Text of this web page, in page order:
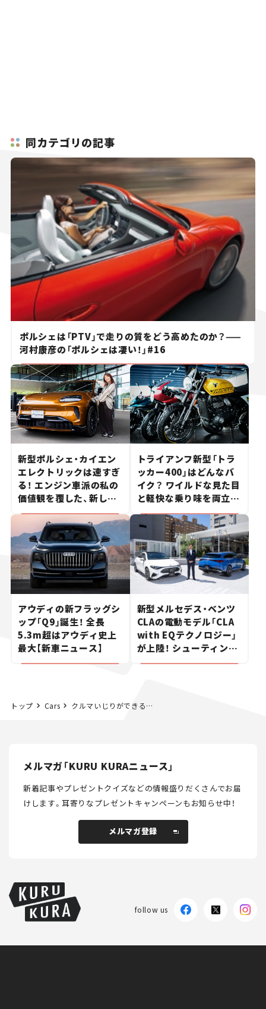
同カテゴリの記事
ポルシェは「PTV」で走りの質をどう高めたのか？——
河村康彦の「ポルシェは凄い！」#16
新型ポルシェ・カイエン
エレクトリックは速すぎ
る！ エンジン車派の私の
価値観を覆した、新しい
ポルシェの走り。
トライアンフ新型「トラ
ッカー400」はどんなバ
イク？ ワイルドな見た目
と軽快な乗り味を両立し
た400ccフラットトラッ
カー【試乗レビュー】
アウディの新フラッグシ
ップ「Q9」誕生！ 全長
5.3m超はアウディ史上
最大【新車ニュース】
新型メルセデス・ベンツ
CLAの電動モデル「CLA
with EQテクノロジー」
が上陸！ シューティング
ブレークも発売【新車ニ
トップ Cars クルマいじりができる自宅ガレージがほしい！ガレージ付き住宅の賃貸市場はどうなってる？
メルマガ「KURU KURAニュース」
新着記事やプレゼントクイズなどの情報盛りだくさんでお届
けします。耳寄りなプレゼントキャンペーンもお知らせ中！
メルマガ登録
follow us